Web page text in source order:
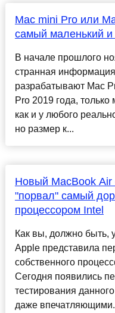
Mac mini Pro или
самый маленький
В начале прошлого
странная
разрабатывают Mac
Pro 2019 года,
как и у любого
но размер к...
Новый MacBook
"порвал" самый
процессором Intel
Как вы, должно быть,
Apple представила
собственного
Сегодня появились
тестирования
даже